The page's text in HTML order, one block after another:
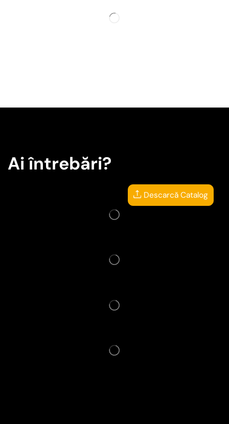
Ai întrebări?
Descarcă Catalog